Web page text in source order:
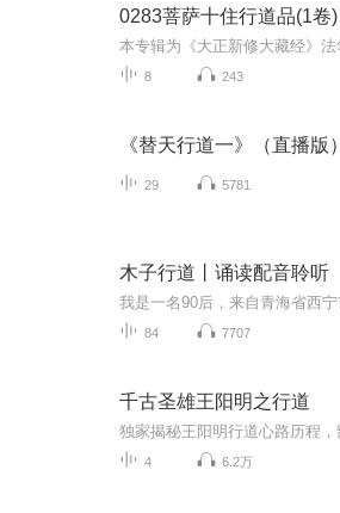
0283菩萨十住行道品(1卷)
8 243
《替天行道一》（直播版）
29 5781
木子行道丨诵读配音聆听
84 7707
千古圣雄王阳明之行道
4 6.2万